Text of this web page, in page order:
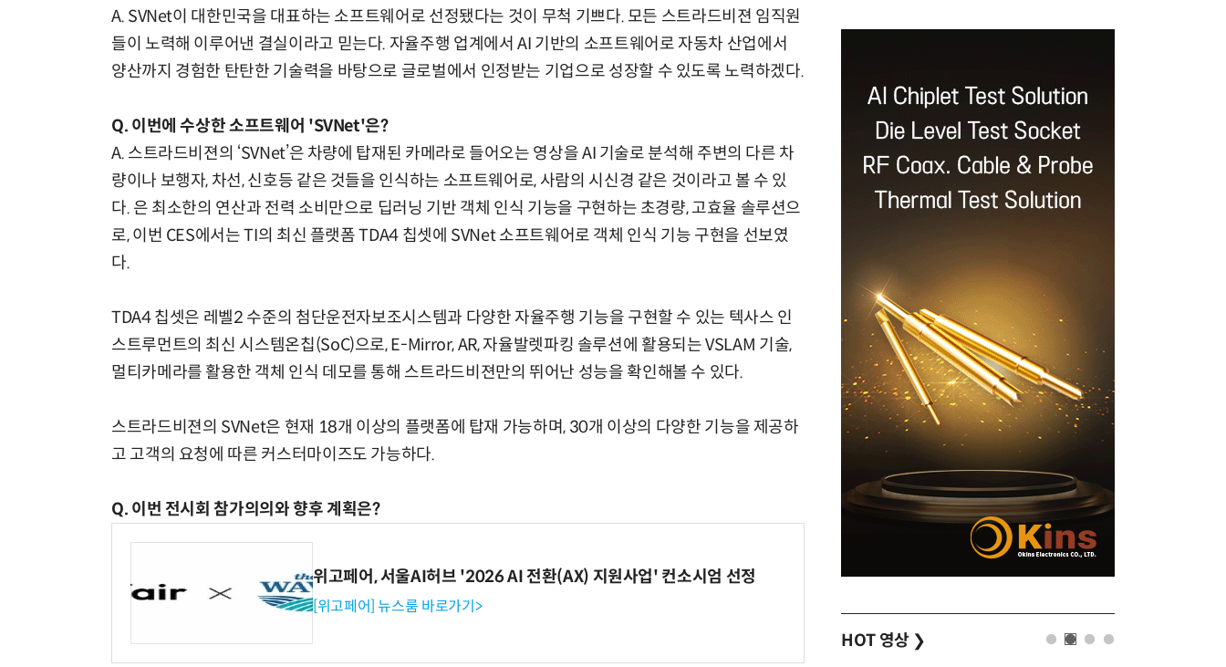
A. SVNet이 대한민국을 대표하는 소프트웨어로 선정됐다는 것이 무척 기쁘다. 모든 스트라드비젼 임직원
들이 노력해 이루어낸 결실이라고 믿는다. 자율주행 업계에서 AI 기반의 소프트웨어로 자동차 산업에서
양산까지 경험한 탄탄한 기술력을 바탕으로 글로벌에서 인정받는 기업으로 성장할 수 있도록 노력하겠다.
Q. 이번에 수상한 소프트웨어 'SVNet'은?
A. 스트라드비젼의 ‘SVNet’은 차량에 탑재된 카메라로 들어오는 영상을 AI 기술로 분석해 주변의 다른 차
량이나 보행자, 차선, 신호등 같은 것들을 인식하는 소프트웨어로, 사람의 시신경 같은 것이라고 볼 수 있
다. 은 최소한의 연산과 전력 소비만으로 딥러닝 기반 객체 인식 기능을 구현하는 초경량, 고효율 솔루션으
로, 이번 CES에서는 TI의 최신 플랫폼 TDA4 칩셋에 SVNet 소프트웨어로 객체 인식 기능 구현을 선보였
다.
TDA4 칩셋은 레벨2 수준의 첨단운전자보조시스템과 다양한 자율주행 기능을 구현할 수 있는 텍사스 인
스트루먼트의 최신 시스템온칩(SoC)으로, E-Mirror, AR, 자율발렛파킹 솔루션에 활용되는 VSLAM 기술,
멀티카메라를 활용한 객체 인식 데모를 통해 스트라드비젼만의 뛰어난 성능을 확인해볼 수 있다.
스트라드비젼의 SVNet은 현재 18개 이상의 플랫폼에 탑재 가능하며, 30개 이상의 다양한 기능을 제공하
고 고객의 요청에 따른 커스터마이즈도 가능하다.
Q. 이번 전시회 참가의의와 향후 계획은?
위고페어, 서울AI허브 '2026 AI 전환(AX) 지원사업' 컨소시엄 선정
[위고페어] 뉴스룸 바로가기>
HOT 영상 ❯